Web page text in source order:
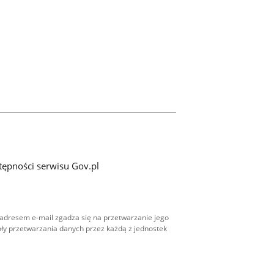
serwisu Gov.pl
e-mail zgadza się na przetwarzanie jego
przetwarzania danych przez każdą z jednostek